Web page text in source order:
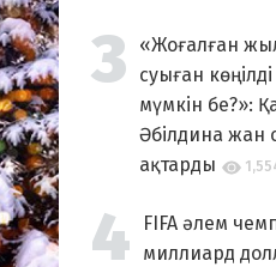
«Жоғалған
суыған
мүмкін бе?»:
Әбілдина жан
ақтарды
FIFA әлем
миллиард